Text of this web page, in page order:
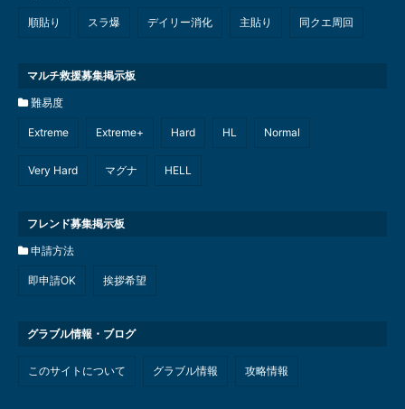
順貼り スラ爆 デイリー消化 主貼り 同クエ周回
マルチ救援募集掲示板
難易度
Extreme Extreme+ Hard HL Normal
Very Hard マグナ HELL
フレンド募集掲示板
申請方法
即申請OK 挨拶希望
グラブル情報・ブログ
このサイトについて グラブル情報 攻略情報